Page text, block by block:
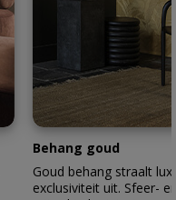
Behang goud
Goud behang straalt
exclusiviteit uit. Sfeer-